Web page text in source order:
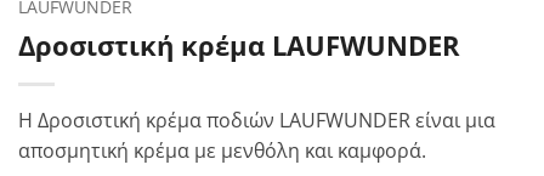
LAUFWUNDER
Δροσιστική κρέμα LAUFWUNDER
Η Δροσιστική κρέμα ποδιών LAUFWUNDER είναι μια
αποσμητική κρέμα με μενθόλη και καμφορά.